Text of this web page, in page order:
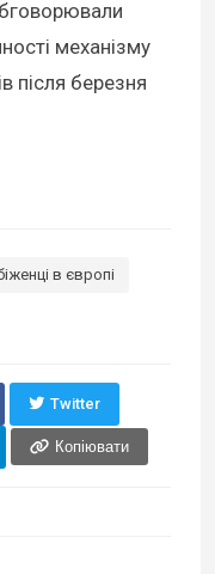
механізму
після березня
в європі
Twitter
Копіювати